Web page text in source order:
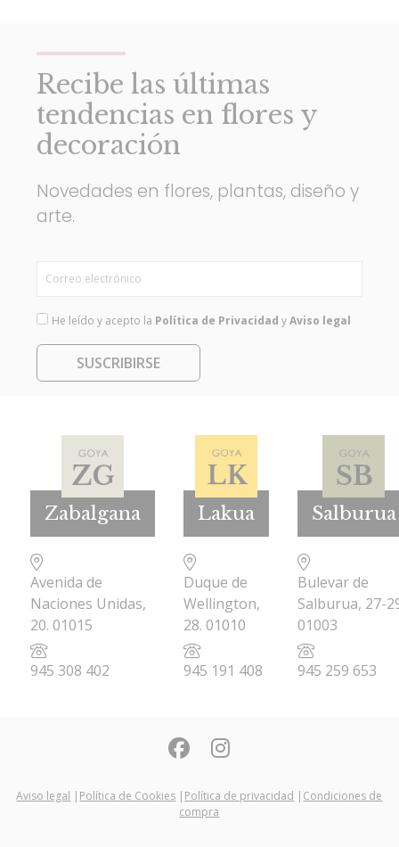
Recibe las últimas
tendencias en flores y
decoración
Novedades en flores, plantas, diseño y
arte.
He leído y acepto la Política de Privacidad yAviso legal
SUSCRIBIRSE
Zabalgana
Avenida de
Naciones Unidas,
20. 01015
945 308 402
Lakua
Duque de
Wellington,
28. 01010
945 191 408
Salburua
Bulevar de
Salburua, 27-
01003
945 259 653
Aviso legal | Política de Cookies | Política de privacidad | Condiciones de
compra